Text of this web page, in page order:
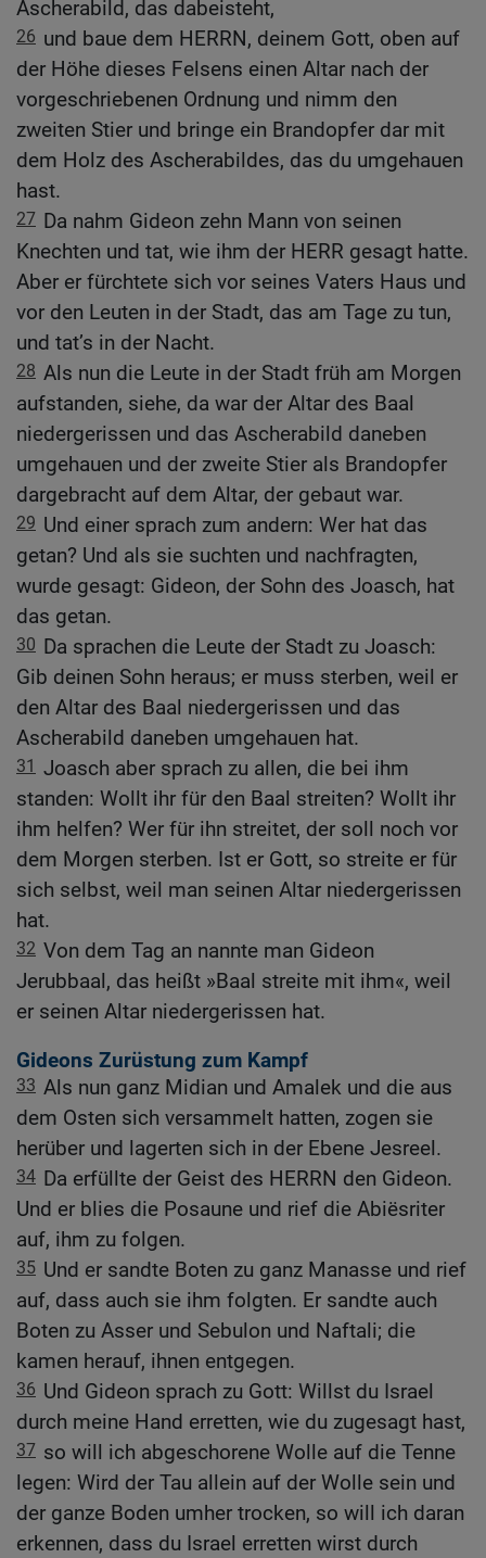
Ascherabild, das dabeisteht,
26 und baue dem HERRN, deinem Gott, oben auf
der Höhe dieses Felsens einen Altar nach der
vorgeschriebenen Ordnung und nimm den
zweiten Stier und bringe ein Brandopfer dar mit
dem Holz des Ascherabildes, das du umgehauen
hast.
27 Da nahm Gideon zehn Mann von seinen
Knechten und tat, wie ihm der HERR gesagt hatte.
Aber er fürchtete sich vor seines Vaters Haus und
vor den Leuten in der Stadt, das am Tage zu tun,
und tat’s in der Nacht.
28 Als nun die Leute in der Stadt früh am Morgen
aufstanden, siehe, da war der Altar des Baal
niedergerissen und das Ascherabild daneben
umgehauen und der zweite Stier als Brandopfer
dargebracht auf dem Altar, der gebaut war.
29 Und einer sprach zum andern: Wer hat das
getan? Und als sie suchten und nachfragten,
wurde gesagt: Gideon, der Sohn des Joasch, hat
das getan.
30 Da sprachen die Leute der Stadt zu Joasch:
Gib deinen Sohn heraus; er muss sterben, weil er
den Altar des Baal niedergerissen und das
Ascherabild daneben umgehauen hat.
31 Joasch aber sprach zu allen, die bei ihm
standen: Wollt ihr für den Baal streiten? Wollt ihr
ihm helfen? Wer für ihn streitet, der soll noch vor
dem Morgen sterben. Ist er Gott, so streite er für
sich selbst, weil man seinen Altar niedergerissen
hat.
32 Von dem Tag an nannte man Gideon
Jerubbaal, das heißt »Baal streite mit ihm«, weil
er seinen Altar niedergerissen hat.
Gideons Zurüstung zum Kampf
33 Als nun ganz Midian und Amalek und die aus
dem Osten sich versammelt hatten, zogen sie
herüber und lagerten sich in der Ebene Jesreel.
34 Da erfüllte der Geist des HERRN den Gideon.
Und er blies die Posaune und rief die Abiësriter
auf, ihm zu folgen.
35 Und er sandte Boten zu ganz Manasse und rief
auf, dass auch sie ihm folgten. Er sandte auch
Boten zu Asser und Sebulon und Naftali; die
kamen herauf, ihnen entgegen.
36 Und Gideon sprach zu Gott: Willst du Israel
durch meine Hand erretten, wie du zugesagt hast,
37 so will ich abgeschorene Wolle auf die Tenne
legen: Wird der Tau allein auf der Wolle sein und
der ganze Boden umher trocken, so will ich daran
erkennen, dass du Israel erretten wirst durch